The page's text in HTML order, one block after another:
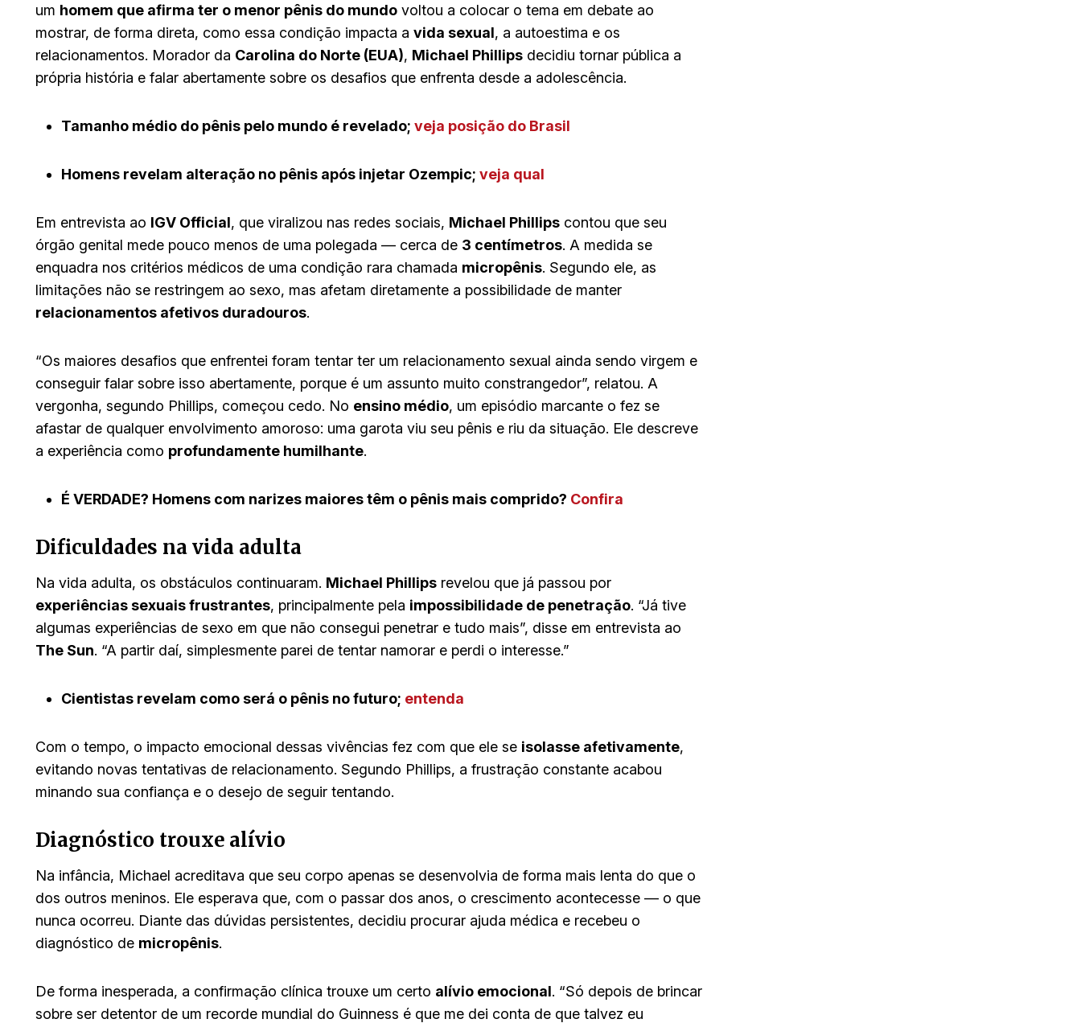
um homem que afirma ter o menor pênis do mundo voltou a colocar o tema em debate ao
mostrar, de forma direta, como essa condição impacta a vida sexual, a autoestima e os
relacionamentos. Morador da Carolina do Norte (EUA), Michael Phillips decidiu tornar pública a
própria história e falar abertamente sobre os desafios que enfrenta desde a adolescência.
Tamanho médio do pênis pelo mundo é revelado; veja posição do Brasil
Homens revelam alteração no pênis após injetar Ozempic; veja qual
Em entrevista ao IGV Official, que viralizou nas redes sociais, Michael Phillips contou que seu
órgão genital mede pouco menos de uma polegada — cerca de 3 centímetros. A medida se
enquadra nos critérios médicos de uma condição rara chamada micropênis. Segundo ele, as
limitações não se restringem ao sexo, mas afetam diretamente a possibilidade de manter
relacionamentos afetivos duradouros.
“Os maiores desafios que enfrentei foram tentar ter um relacionamento sexual ainda sendo virgem e
conseguir falar sobre isso abertamente, porque é um assunto muito constrangedor”, relatou. A
vergonha, segundo Phillips, começou cedo. No ensino médio, um episódio marcante o fez se
afastar de qualquer envolvimento amoroso: uma garota viu seu pênis e riu da situação. Ele descreve
a experiência como profundamente humilhante.
É VERDADE? Homens com narizes maiores têm o pênis mais comprido? Confira
Dificuldades na vida adulta
Na vida adulta, os obstáculos continuaram. Michael Phillips revelou que já passou por
experiências sexuais frustrantes, principalmente pela impossibilidade de penetração. “Já tive
algumas experiências de sexo em que não consegui penetrar e tudo mais”, disse em entrevista ao
The Sun. “A partir daí, simplesmente parei de tentar namorar e perdi o interesse.”
Cientistas revelam como será o pênis no futuro; entenda
Com o tempo, o impacto emocional dessas vivências fez com que ele se isolasse afetivamente,
evitando novas tentativas de relacionamento. Segundo Phillips, a frustração constante acabou
minando sua confiança e o desejo de seguir tentando.
Diagnóstico trouxe alívio
Na infância, Michael acreditava que seu corpo apenas se desenvolvia de forma mais lenta do que o
dos outros meninos. Ele esperava que, com o passar dos anos, o crescimento acontecesse — o que
nunca ocorreu. Diante das dúvidas persistentes, decidiu procurar ajuda médica e recebeu o
diagnóstico de micropênis.
De forma inesperada, a confirmação clínica trouxe um certo alívio emocional. “Só depois de brincar
sobre ser detentor de um recorde mundial do Guinness é que me dei conta de que talvez eu